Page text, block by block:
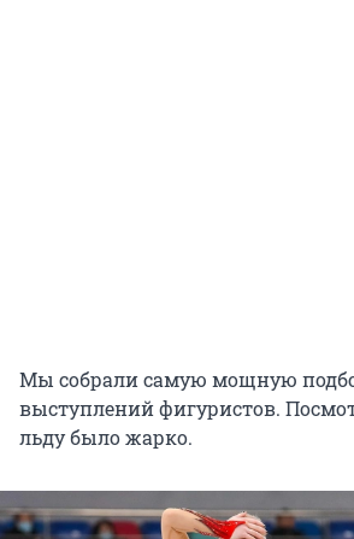
Мы собрали самую мощную
выступлений фигуристов.
льду было жарко.